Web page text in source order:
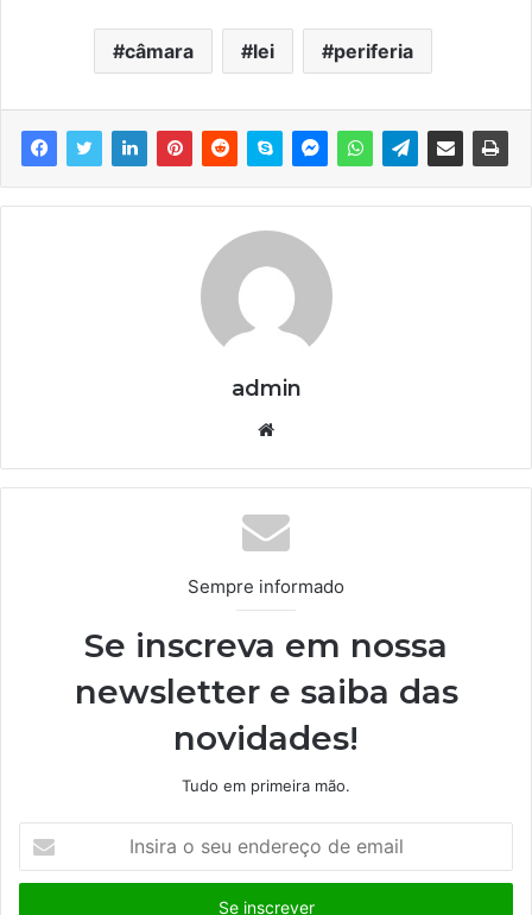
câmara lei periferia
admin
Sempre informado
Se inscreva em nossa
newsletter e saiba das
novidades!
Tudo em primeira mão.
seu